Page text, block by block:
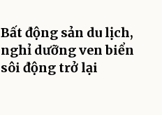
Bất động sản du lịch,
nghỉ dưỡng ven biển
sôi động trở lại